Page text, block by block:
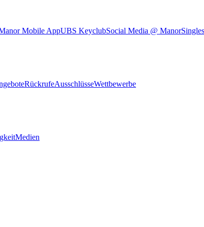
Mobile AppUBS KeyclubSocial Media @ Manor
RückrufeAusschlüsseWettbewerbe
Medien